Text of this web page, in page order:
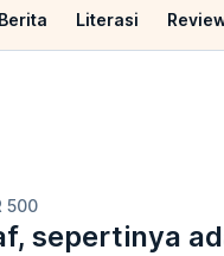
Berita Literasi
500
sepertinya